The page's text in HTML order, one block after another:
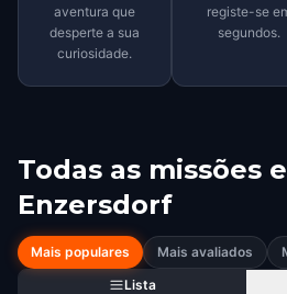
aventura que
desperte a sua
curiosidade.
registe-se
segundos.
Todas as missões
Enzersdorf
Mais populares Mais avaliados
Lista